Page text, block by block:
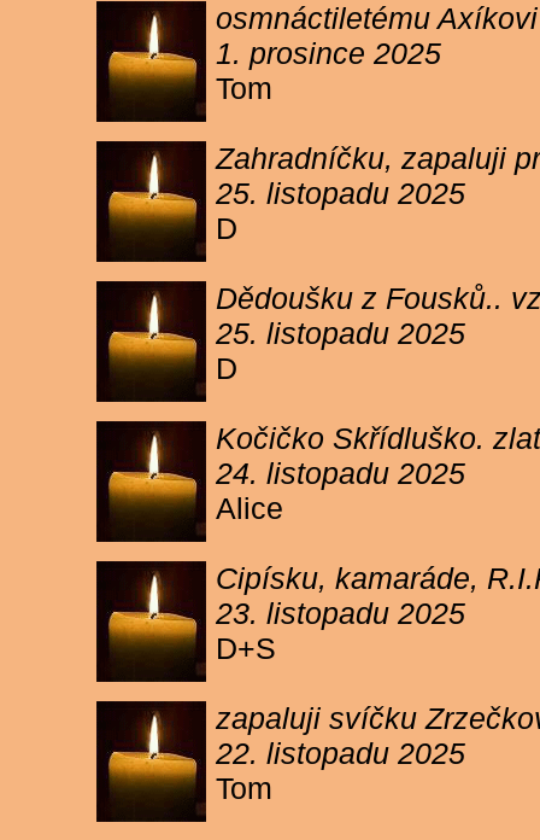
osmnáctiletému
1. prosince 2025
Tom
Zahradníčku, zapaluji
25. listopadu 2025
D
Dědoušku z Fousků..
25. listopadu 2025
D
Kočičko Skřídluško.
24. listopadu 2025
Alice
Cipísku, kamaráde,
23. listopadu 2025
D+S
zapaluji svíčku
22. listopadu 2025
Tom